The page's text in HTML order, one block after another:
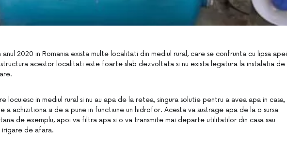
anul 2020 in Romania exista multe localitati din mediul rural, care se confrunta cu lipsa apei
acestor localitati este foarte slab dezvoltata si nu exista legatura la instalatia de
locuiesc in mediul rural si nu au apa de la retea, singura solutie pentru a avea apa in casa,
a achizitiona si de a pune in functiune un hidrofor. Acesta va sustrage apa de la o sursa
de exemplu, apoi va filtra apa si o va transmite mai departe utilitatilor din casa sau
irigare de afara.